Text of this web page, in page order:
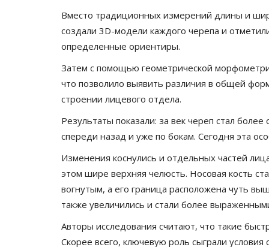
Вместо традиционных измерений длины и
создали 3D-модели каждого черепа и
определенные ориентиры.
Затем с помощью геометрической
что позволило выявить различия в общей
строении лицевого отдела.
Результаты показали: за век череп стал
спереди назад и уже по бокам. Сегодня эта
Изменения коснулись и отдельных частей
этом шире верхняя челюсть. Носовая кость
вогнутым, а его граница расположена чуть
также увеличились и стали более
Авторы исследования считают, что такие
Скорее всего, ключевую роль сыграли